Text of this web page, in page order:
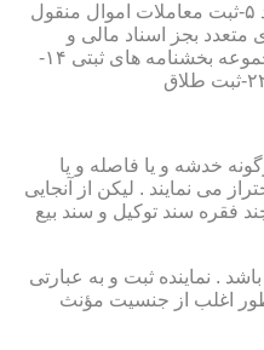
۱-ثبت اسناد مطابق مقررات قانونی ۲-ارائه مواد مصدق از اسناد ثبت شده ۳-تصدیق صحت امضاء،قبول و حفظ اسناد امانتی ۴-ثبت معاملات شرطی و رهنی در قالب های متعدد ۵-ثبت معاملات اموال منقول
۹-ثبت وکالت در قالب های متعدد ۱۰-گواهی امضاء در قالب های متعدد بجز اسناد مالی و
معاملاتی ۱۱-تصدیق کپی اسناد و اوراق مراجعین ۱۲-دریافت قبوض سپرده مستاجرین در قالب بند ۵۲ مجموعه بخشنامه های ثبتی ۱۳-صدور گواهی عدم انجام معامله بند ۸۹ مجموعه بخشنامه های ثبتی ۱۴-
خدشه و یا فاصله و یا
می نمایند . لیکن از آنجایی
فقره سند توکیل و سند بیع
. نماینده ثبت و به عبارتی
طور اغلب از جنسیت مؤنث